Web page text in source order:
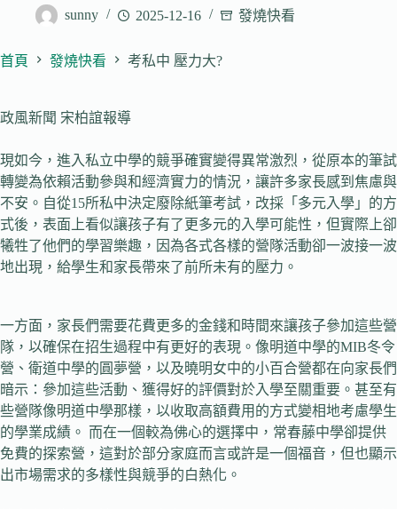
sunny 2025-12-16 發燒快看
首頁 發燒快看 考私中 壓力大?
政風新聞 宋柏誼報導
現如今，進入私立中學的競爭確實變得異常激烈，從原本的筆試
轉變為依賴活動參與和經濟實力的情況，讓許多家長感到焦慮與
不安。自從15所私中決定廢除紙筆考試，改採「多元入學」的方
式後，表面上看似讓孩子有了更多元的入學可能性，但實際上卻
犧牲了他們的學習樂趣，因為各式各樣的營隊活動卻一波接一波
地出現，給學生和家長帶來了前所未有的壓力。
一方面，家長們需要花費更多的金錢和時間來讓孩子參加這些營
隊，以確保在招生過程中有更好的表現。像明道中學的MIB冬令
營、衛道中學的圓夢營，以及曉明女中的小百合營都在向家長們
暗示：參加這些活動、獲得好的評價對於入學至關重要。甚至有
些營隊像明道中學那樣，以收取高額費用的方式變相地考慮學生
的學業成績。 而在一個較為佛心的選擇中，常春藤中學卻提供
免費的探索營，這對於部分家庭而言或許是一個福音，但也顯示
出市場需求的多樣性與競爭的白熱化。